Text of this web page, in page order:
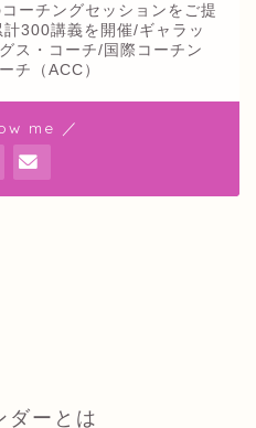
ーチングセッションをご提
300講義を開催/ギャラッ
ス・コーチ/国際コーチン
チ（ACC）
me ／
ダーとは